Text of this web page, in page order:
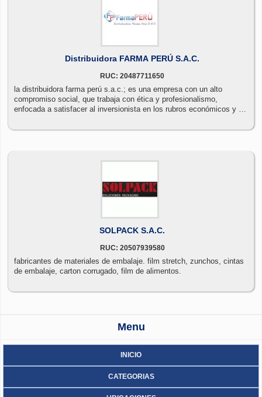
Distribuidora FARMA PERÚ S.A.C.
RUC: 20487711650
la distribuidora farma perú s.a.c.; es una empresa con un alto
compromiso social, que trabaja con ética y profesionalismo,
enfocada a satisfacer al inversionista en los rubros económicos y de
la familia, comprometiéndose con sus clientes; brindándoles un
SOLPACK S.A.C.
RUC: 20507939580
fabricantes de materiales de embalaje. film stretch, zunchos, cintas
de embalaje, carton corrugado, film de alimentos.
Menu
INICIO
CATEGORIAS